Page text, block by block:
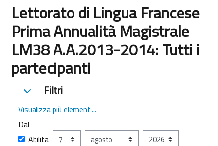
Lettorato di Lingua Francese
Prima Annualità Magistrale
LM38 A.A.2013-2014: Tutti i
partecipanti
Filtri
Filtri Filtri
Visualizza più elementi...
Dal
DalAbilita Giorno Mese
Anno